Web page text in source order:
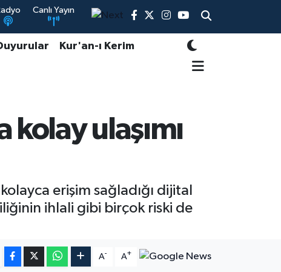
Canlı Yayın
Kur'an-ı Kerim
ulaşımı
erişim sağladığı dijital
ihlali gibi birçok riski de
A- A+